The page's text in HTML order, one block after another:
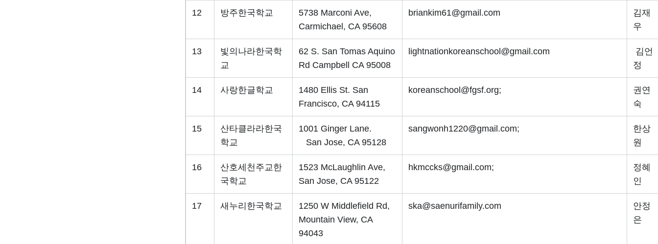
12 방주한국학교
5738 Marconi Ave,
Carmichael, CA 95608
briankim61@gmail.com
김재
우
13
빛의나라한국학
교
62 S. San Tomas Aquino
Rd Campbell CA 95008
lightnationkoreanschool@gmail.com
김언
정
14 사랑한글학교
1480 Ellis St. San
Francisco, CA 94115
koreanschool@fgsf.org;
권연
숙
15
산타클라라한국
학교
1001 Ginger Lane.
San Jose, CA 95128
sangwonh1220@gmail.com;
한상
원
16
산호세천주교한
국학교
1523 McLaughlin Ave,
San Jose, CA 95122
hkmccks@gmail.com;
정혜
인
17 새누리한국학교
1250 W Middlefield Rd,
Mountain View, CA
94043
ska@saenurifamily.com
안정
은